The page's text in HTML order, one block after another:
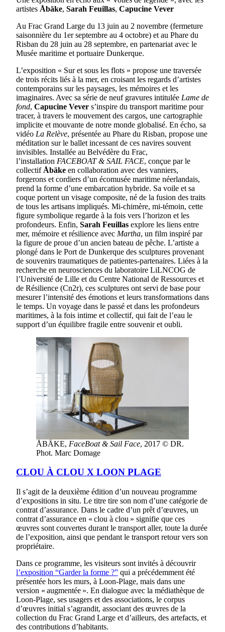
artistes Åbäke, Sarah Feuillas, Capucine Vever
Au Frac Grand Large du 13 juin au 2 novembre (fermeture
saisonnière du 1er septembre au 4 octobre) et au Phare du
Risban du 28 juin au 28 septembre, en partenariat avec le
Musée maritime et portuaire Dunkerque.
L’exposition « Sur et sous les flots » propose une traversée
de trois récits liés à la mer, en croisant les regards d’artistes
contemporains sur les paysages, les mémoires et les
imaginaires. Avec sa série de neuf gravures intitulée Lame de
fond, Capucine Vever s’inspire du transport maritime pour
tracer, à travers le mouvement des cargos, une cartographie
implicite et mouvante de notre monde globalisé. En écho, sa
vidéo La Relève, présentée au Phare du Risban, propose une
méditation sur le ballet incessant de ces navires souvent
invisibles. Installée au Belvédère du Frac,
l’installation FACEBOAT & SAIL FACE, conçue par le
collectif Åbäke en collaboration avec des vanniers,
forgerons et cordiers d’un écomusée maritime néerlandais,
prend la forme d’une embarcation hybride. Sa voile et sa
coque portent un visage composite, né de la fusion des traits
de tous les artisans impliqués. Mi-chimère, mi-témoin, cette
figure symbolique regarde à la fois vers l’horizon et les
profondeurs. Enfin, Sarah Feuillas explore les liens entre
mer, mémoire et résilience avec Martha, un film inspiré par
la figure de proue d’un ancien bateau de pêche. L’artiste a
plongé dans le Port de Dunkerque des sculptures provenant
de souvenirs traumatiques de patientes-partenaires. Liées à la
recherche en neurosciences du laboratoire LiLNCOG de
l’Université de Lille et du Centre National de Ressources et
de Résilience (Cn2r), ces sculptures ont servi de base pour
mesurer l’intensité des émotions et leurs transformations dans
le temps. Un voyage dans le passé et dans les profondeurs
maritimes, à la fois intime et collectif, qui fait de l’eau le
support d’un équilibre fragile entre souvenir et oubli.
ÅBÄKE, FaceBoat & Sail Face, 2017 © DR.
Phot. Marc Domage
CLOU À CLOU X LOON PLAGE
Il s’agit de la deuxième édition d’un nouveau programme
d’expositions in situ. Le titre tire son nom d’une catégorie de
contrat d’assurance. Dans le cadre d’un prêt d’œuvres, un
contrat d’assurance en « clou à clou » signifie que ces
œuvres sont couvertes durant le transport aller, toute la durée
de l’exposition, ainsi que pendant le transport retour vers son
propriétaire.
Dans ce programme, les visiteurs sont invités à découvrir
l’exposition “Garder la forme ?” qui a précédemment été
présentée hors les murs, à Loon-Plage, mais dans une
version « augmentée ». En dialogue avec la médiathèque de
Loon-Plage, ses usagers et des associations, le corpus
d’œuvres initial s’agrandit, associant des œuvres de la
collection du Frac Grand Large et d’ailleurs, des artefacts, et
des contributions d’habitants.